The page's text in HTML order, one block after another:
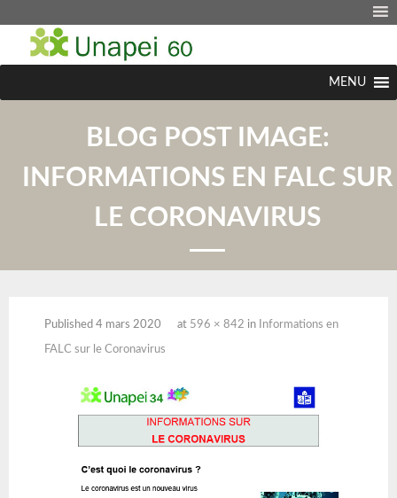
MENU
BLOG POST IMAGE:
INFORMATIONS EN FALC SUR
LE CORONAVIRUS
Published 4 mars 2020 at 596 × 842 in Informations en
FALC sur le Coronavirus